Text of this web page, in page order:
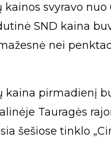
svyravo nuo
SND kaina
nei
kaina pirmadienį
Tauragės
šešiose tinklo